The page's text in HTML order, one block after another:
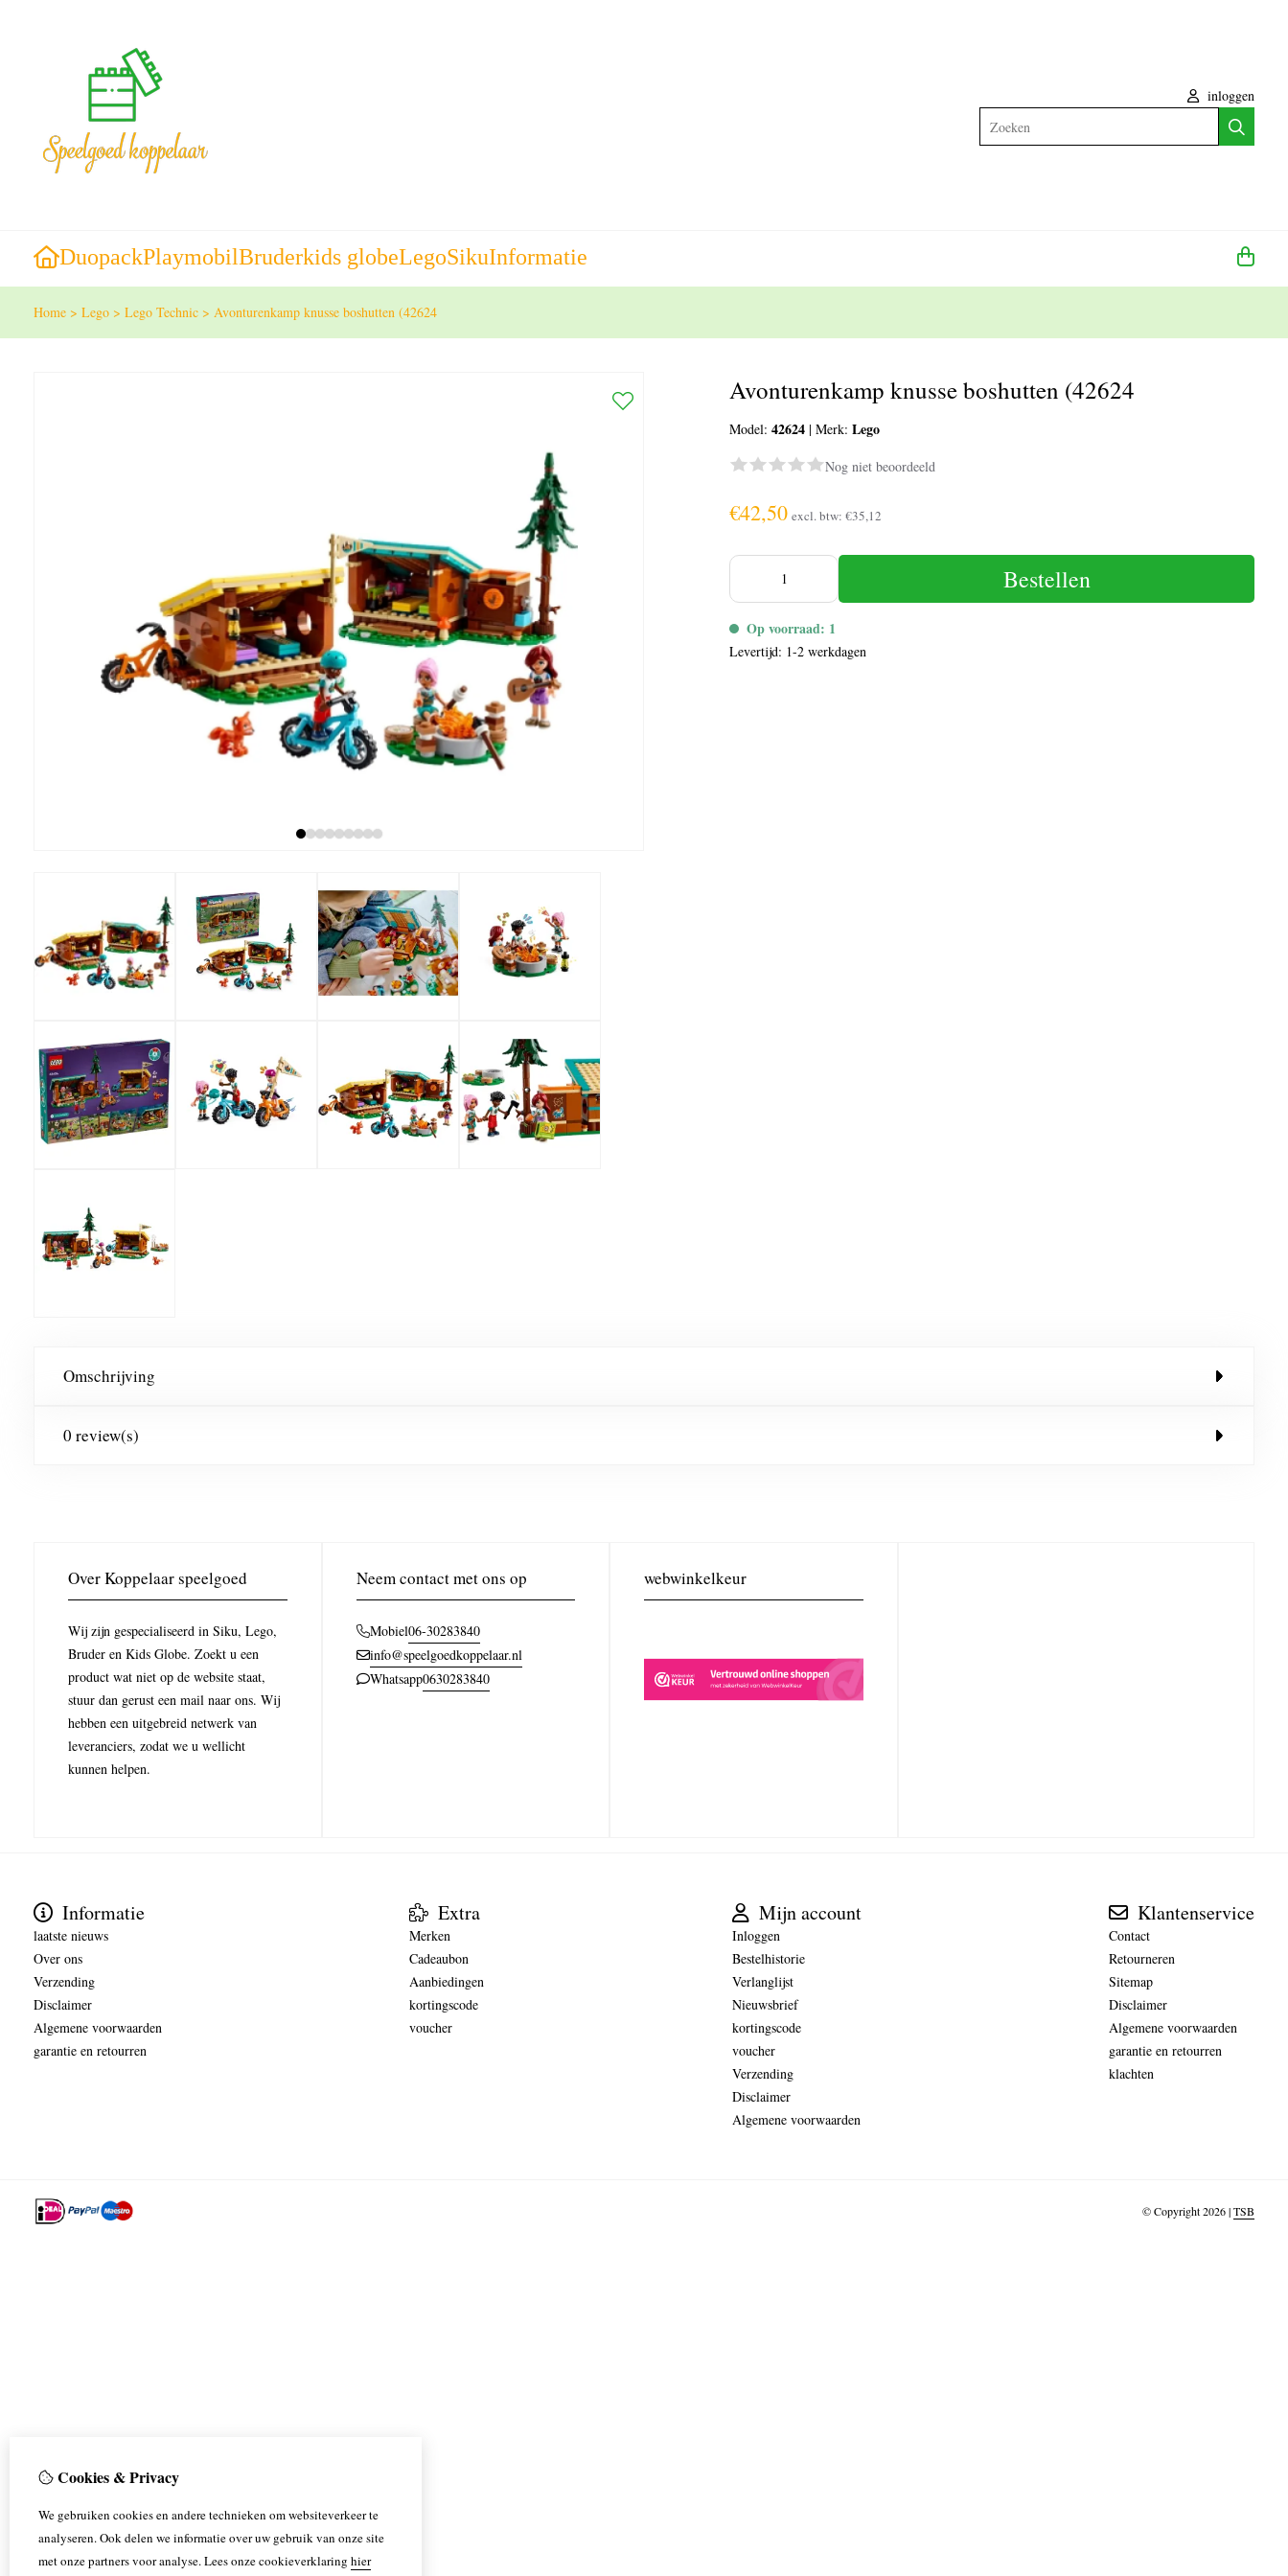
inloggen
DuopackPlaymobilBruderkids globeLegoSikuInformatie
Home > Lego > Lego Technic > Avonturenkamp knusse boshutten (42624
Avonturenkamp knusse boshutten (42624
Model:42624 |Merk:Lego
Nog niet beoordeeld
€42,50 excl. btw:€35,12
Bestellen
Op voorraad: 1
Levertijd: 1-2 werkdagen
Omschrijving
0 review(s)
Over Koppelaar speelgoed
Wij zijn gespecialiseerd in Siku, Lego,
Bruder en Kids Globe. Zoekt u een
product wat niet op de website staat,
stuur dan gerust een mail naar ons. Wij
hebben een uitgebreid netwerk van
leveranciers, zodat we u wellicht
kunnen helpen.
Neem contact met ons op
Mobiel06-30283840
info@speelgoedkoppelaar.nl
Whatsapp0630283840
webwinkelkeur
Informatie
laatste nieuws
Over ons
Verzending
Disclaimer
Algemene voorwaarden
garantie en retourren
Extra
Merken
Cadeaubon
Aanbiedingen
kortingscode
voucher
Mijn account
Inloggen
Bestelhistorie
Verlanglijst
Nieuwsbrief
kortingscode
voucher
Verzending
Disclaimer
Algemene voorwaarden
Klantenservice
Contact
Retourneren
Sitemap
Disclaimer
Algemene voorwaarden
garantie en retourren
klachten
© Copyright 2026 |TSB
Cookies & Privacy
We gebruiken cookies en andere technieken om websiteverkeer te
analyseren. Ook delen we informatie over uw gebruik van onze site
met onze partners voor analyse.Lees onze cookieverklaring hier